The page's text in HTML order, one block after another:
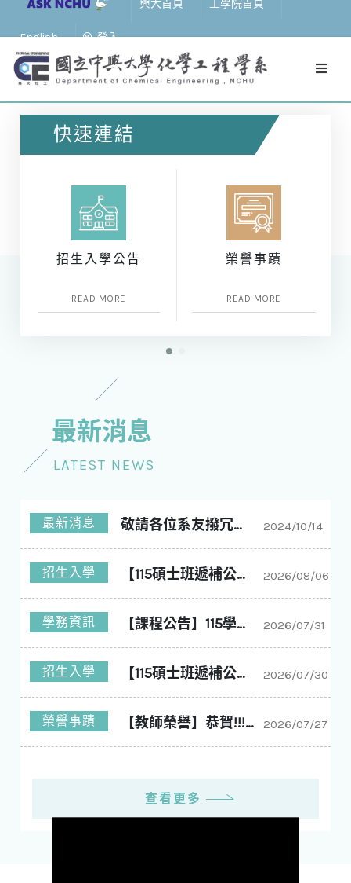
興大首頁 工學院首頁
English 登入
快速連結
招生入學公告
READ MORE
榮譽事蹟
READ MORE
最新消息
LATEST NEWS
最新消息 敬請各位系友撥冗回答問卷 2024/10/14
招生入學 【115碩士班遞補公告】國立中興大學化學工程學系碩士班115學年度入學第11梯次遞補公告 2026/08/06
學務資訊 【課程公告】115學年度1學期 大課表 2026/07/31
招生入學 【115碩士班遞補公告】國立中興大學化學工程學系碩士班115學年度入學第10梯次遞補公告 2026/07/30
榮譽事蹟 【教師榮譽】恭賀!!!林玠廷老師 榮獲工學院114學年度優良導師!!! 2026/07/27
查看更多